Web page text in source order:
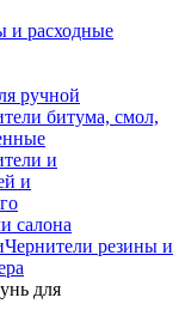
и расходные
ручной
битума, смол,
и
и
салона
Чернители резины и
для